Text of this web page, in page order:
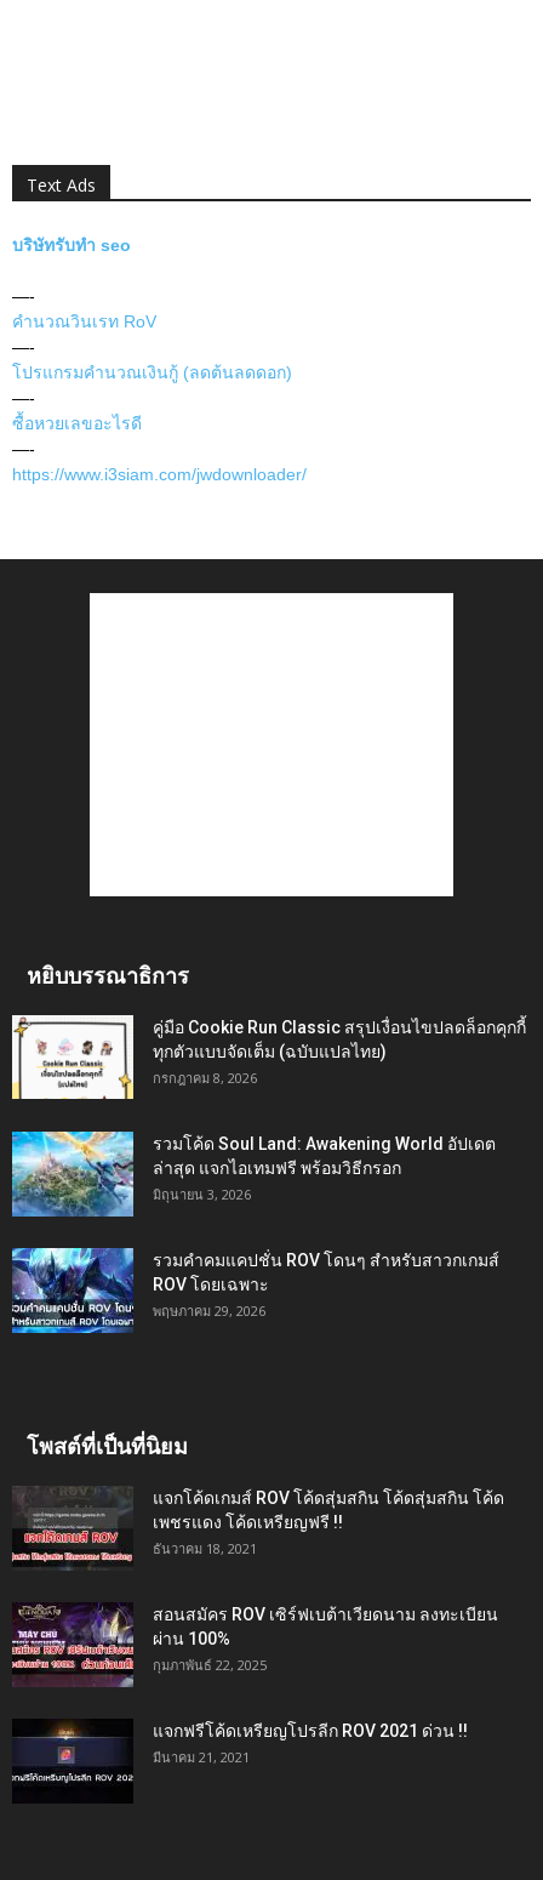
Text Ads
บริษัทรับทำ seo
—-
คำนวณวินเรท RoV
—-
โปรแกรมคำนวณเงินกู้ (ลดต้นลดดอก)
—-
ซื้อหวยเลขอะไรดี
—-
https://www.i3siam.com/jwdownloader/
หยิบบรรณาธิการ
คู่มือ Cookie Run Classic สรุปเงื่อนไขปลดล็อกคุกกี้
ทุกตัวแบบจัดเต็ม (ฉบับแปลไทย)
กรกฎาคม 8, 2026
รวมโค้ด Soul Land: Awakening World อัปเดต
ล่าสุด แจกไอเทมฟรี พร้อมวิธีกรอก
มิถุนายน 3, 2026
รวมคำคมแคปชั่น ROV โดนๆ สำหรับสาวกเกมส์
ROV โดยเฉพาะ
พฤษภาคม 29, 2026
โพสต์ที่เป็นที่นิยม
แจกโค้ดเกมส์ ROV โค้ดสุ่มสกิน โค้ดสุ่มสกิน โค้ด
เพชรแดง โค้ดเหรียญฟรี !!
ธันวาคม 18, 2021
สอนสมัคร ROV เซิร์ฟเบต้าเวียดนาม ลงทะเบียน
ผ่าน 100%
กุมภาพันธ์ 22, 2025
แจกฟรีโค้ดเหรียญโปรลีก ROV 2021 ด่วน !!
มีนาคม 21, 2021